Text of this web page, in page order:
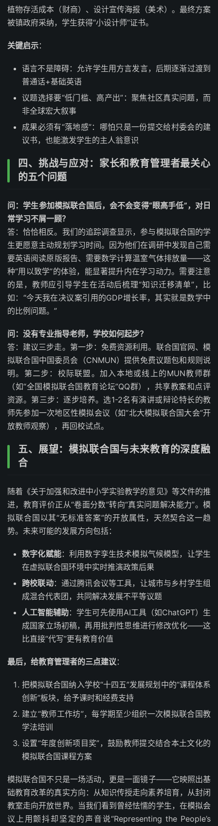
植物存活成本（财商）、设计宣传海报（美术）。最终方案
被镇政府采纳，学生获得“小设计师”证书。
关键启示：
语言不是障碍：允许学生用方言发言，后期逐渐过渡到
普通话+基础英语
议题选择要“低门槛、高产出”：聚焦社区真实问题，而
非全球宏大叙事
成果必须有“落地感”：哪怕只是一份提交给村委会的建
议书，也能激发学生的主人翁意识
四、挑战与应对：家长和教育管理者最关心
的五个问题
问：学生参加模拟联合国后，会不会变得“眼高手低”，对日
常学习不屑一顾？
答：恰恰相反。我们的追踪调查显示，参与模拟联合国的学
生更愿意主动规划学习时间。因为他们在调研中发现自己需
要英语阅读原版报告、需要数学计算温室气体排放量——这
种“用以致学”的体验，能显著提升内在学习动力。需要注意
的是，教师应引导学生在活动后梳理“知识迁移清单”，比
如：“今天我在决议案引用的GDP增长率，其实就是数学中
的比例问题。”
问：没有专业指导老师，学校如何起步？
答：建议三步走。第一步：免费资源利用。联合国官网、模
拟联合国中国委员会（CNMUN）提供免费议题包和规则说
明。第二步：校际联盟。加入本地或线上的MUN教师群
（如“全国模拟联合国教育论坛”QQ群），共享教案和点评
资源。第三步：逐步培养。选1-2名有演讲或辩论特长的教
师先参加一次地区性模拟会议（如“北大模拟联合国大会”开
放教师观察），再回校试点。
五、展望：模拟联合国与未来教育的深度融
合
随着《关于加强和改进中小学实验教学的意见》等文件的推
进，教育评价正从“卷面分数”转向“真实问题解决能力”。模
拟联合国以其“无标准答案”的开放属性，天然契合这一趋
势。未来可能的发展方向包括：
数字化赋能：利用数字孪生技术模拟气候模型，让学生
在虚拟联合国环境中实时推演政策后果
跨校联动：通过腾讯会议等工具，让城市与乡村学生组
成混合代表团，共同解决发展不平等议题
人工智能辅助：学生可先使用AI工具（如ChatGPT）生
成国家立场初稿，再用批判性思维进行修改优化——这
比直接“代写”更有教育价值
最后，给教育管理者的三点建议：
把模拟联合国纳入学校“十四五”发展规划中的“课程体系
创新”板块，给予课时和经费支持
建立“教师工作坊”，每学期至少组织一次模拟联合国教
学法培训
设置“年度创新项目奖”，鼓励教师提交结合本土文化的
模拟联合国课程方案
模拟联合国不只是一场活动，更是一面镜子——它映照出基
础教育改革的真实方向：从知识传授走向素养培育，从封闭
教室走向开放世界。当我们看到曾经怯懦的学生，在模拟会
议上用颤抖却坚定的声音说“Representing the People’s